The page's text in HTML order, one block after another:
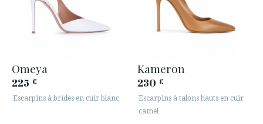
Omeya
225 €
Escarpins à brides en cuir blanc
Kameron
230 €
Escarpins à talons hauts en cuir
camel